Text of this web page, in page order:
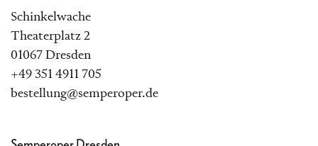
Schinkelwache
Theaterplatz 2
01067 Dresden
+49 351 4911 705
bestellung@semperoper.de